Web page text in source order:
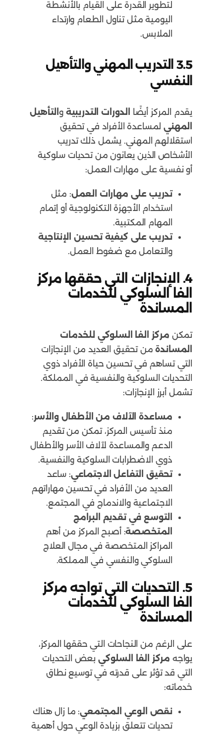
لتطوير القدرة على القيام بالأنشطة
اليومية مثل تناول الطعام وارتداء
الملابس.
3.5 التدريب المهني والتأهيل
النفسي
يقدم المركز أيضًا الدورات التدريبية والتأهيل
المهنيلمساعدة الأفراد في تحقيق
استقلالهم المهني. يشمل ذلك تدريب
الأشخاص الذين يعانون من تحديات سلوكية
أو نفسية على مهارات العمل:
تدريب على مهارات العمل: مثل
استخدام الأجهزة التكنولوجية أو إتمام
المهام المكتبية.
تدريب على كيفية تحسين الإنتاجية
والتعامل مع ضغوط العمل.
4.
الإنجازات التي حققها مركز
الفا السلوكي للخدمات
المساندة
تمكن مركز الفا السلوكي للخدمات
المساندةمن تحقيق العديد من الإنجازات
التي تساهم في تحسين حياة الأفراد ذوي
التحديات السلوكية والنفسية في المملكة.
تشمل أبرز الإنجازات:
مساعدة الآلاف من الأطفال والأسر:
منذ تأسيس المركز، تمكن من تقديم
الدعم والمساعدة لآلاف الأسر والأطفال
ذوي الاضطرابات السلوكية والنفسية.
تحقيق التفاعل الاجتماعي: ساعد
العديد من الأفراد في تحسين مهاراتهم
الاجتماعية والاندماج في المجتمع.
التوسع في تقديم البرامج
المتخصصة: أصبح المركز من أهم
المراكز المتخصصة في مجال العلاج
السلوكي والنفسي في المملكة.
5.
التحديات التي تواجه مركز
الفا السلوكي للخدمات
المساندة
على الرغم من النجاحات التي حققها المركز،
يواجه مركز الفا السلوكي بعض التحديات
التي قد تؤثر على قدرته في توسيع نطاق
خدماته:
نقص الوعي المجتمعي: ما زال هناك
تحديات تتعلق بزيادة الوعي حول أهمية